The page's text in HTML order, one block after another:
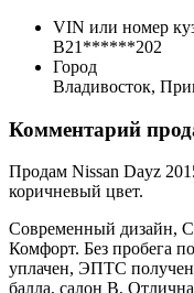
VIN или номер
B21******202
Город
Владивосток,
Комментарий
Продам Nissan Dayz
коричневый цвет.
Современный дизайн,
Комфорт. Без пробега
уплачен, ЭПТС
балла, салон В,